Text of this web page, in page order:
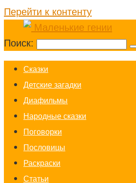
Перейти к контенту
Поиск:
Cказки
Детские загадки
Диафильмы
Народные сказки
Поговорки
Пословицы
Раскраски
Статьи